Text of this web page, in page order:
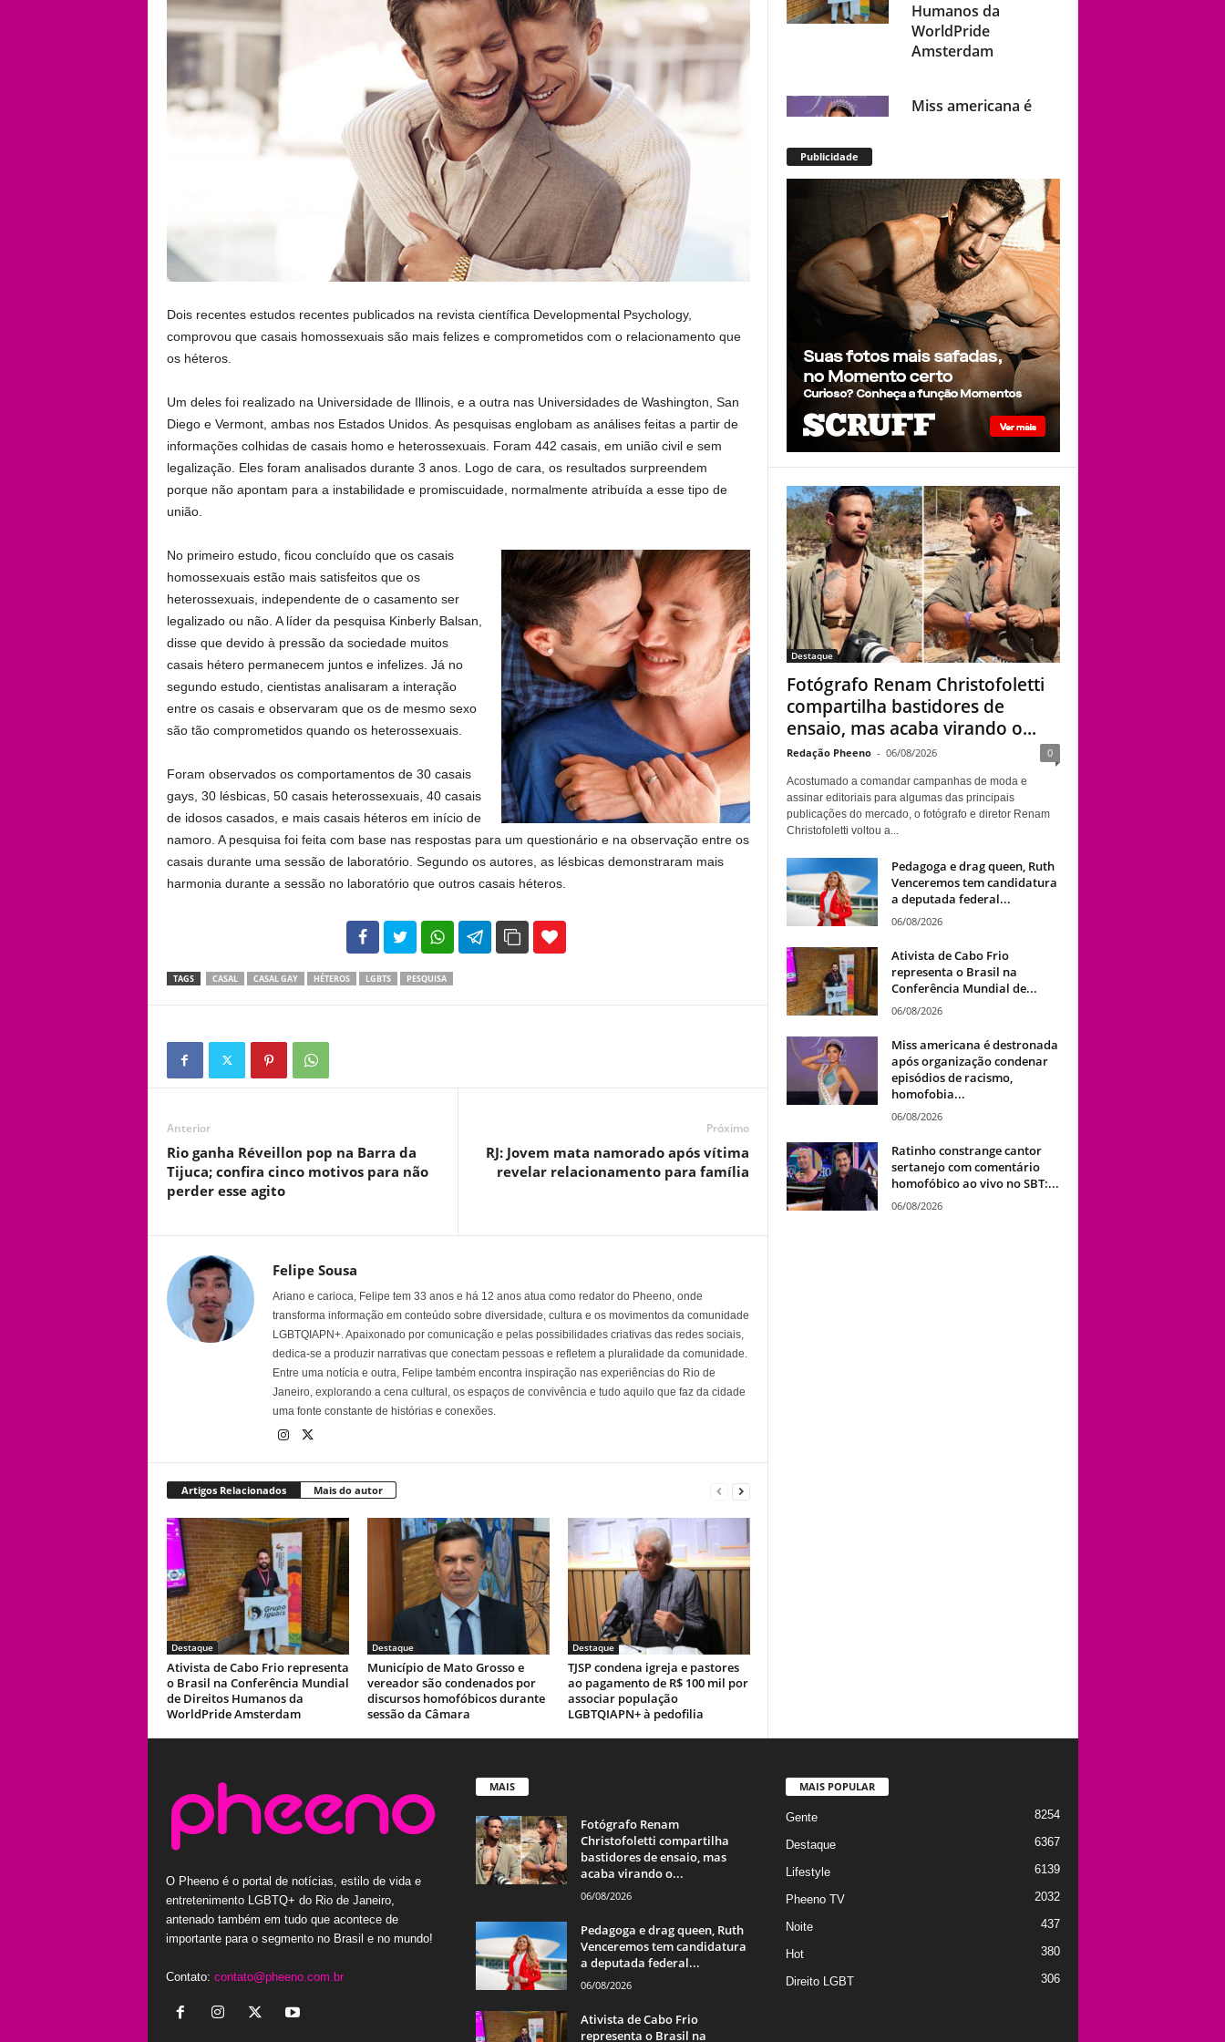
Dois recentes estudos recentes publicados na revista científica Developmental Psychology,
comprovou que casais homossexuais são mais felizes e comprometidos com o relacionamento que
os héteros.
Um deles foi realizado na Universidade de Illinois, e a outra nas Universidades de Washington, San
Diego e Vermont, ambas nos Estados Unidos. As pesquisas englobam as análises feitas a partir de
informações colhidas de casais homo e heterossexuais. Foram 442 casais, em união civil e sem
legalização. Eles foram analisados durante 3 anos. Logo de cara, os resultados surpreendem
porque não apontam para a instabilidade e promiscuidade, normalmente atribuída a esse tipo de
união.
No primeiro estudo, ficou concluído que os casais
homossexuais estão mais satisfeitos que os
heterossexuais, independente de o casamento ser
legalizado ou não. A líder da pesquisa Kinberly Balsan,
disse que devido à pressão da sociedade muitos
casais hétero permanecem juntos e infelizes. Já no
segundo estudo, cientistas analisaram a interação
entre os casais e observaram que os de mesmo sexo
são tão comprometidos quando os heterossexuais.
Foram observados os comportamentos de 30 casais
gays, 30 lésbicas, 50 casais heterossexuais, 40 casais
de idosos casados, e mais casais héteros em início de
namoro. A pesquisa foi feita com base nas respostas para um questionário e na observação entre os
casais durante uma sessão de laboratório. Segundo os autores, as lésbicas demonstraram mais
harmonia durante a sessão no laboratório que outros casais héteros.
102 35
TAGS CASAL CASAL GAY HÉTEROS LGBTS PESQUISA
Anterior
Rio ganha Réveillon pop na Barra da
Tijuca; confira cinco motivos para não
perder esse agito
Próximo
RJ: Jovem mata namorado após vítima
revelar relacionamento para família
Felipe Sousa
Ariano e carioca, Felipe tem 33 anos e há 12 anos atua como redator do Pheeno, onde
transforma informação em conteúdo sobre diversidade, cultura e os movimentos da comunidade
LGBTQIAPN+. Apaixonado por comunicação e pelas possibilidades criativas das redes sociais,
dedica-se a produzir narrativas que conectam pessoas e refletem a pluralidade da comunidade.
Entre uma notícia e outra, Felipe também encontra inspiração nas experiências do Rio de
Janeiro, explorando a cena cultural, os espaços de convivência e tudo aquilo que faz da cidade
uma fonte constante de histórias e conexões.
Artigos Relacionados Mais do autor
Destaque
Ativista de Cabo Frio representa
o Brasil na Conferência Mundial
de Direitos Humanos da
WorldPride Amsterdam
Destaque
Município de Mato Grosso e
vereador são condenados por
discursos homofóbicos durante
sessão da Câmara
Destaque
TJSP condena igreja e pastores
ao pagamento de R$ 100 mil por
associar população
LGBTQIAPN+ à pedofilia
Humanos da
WorldPride
Amsterdam
Miss americana é
de racismo,
homofobia e
transfobia: “Não
toleramos”
Ratinho constrange
cantor sertanejo
com comentário
homofóbico ao vivo
no SBT: “Você está
com uma cara de
viado”
Christofoletti
compartilha
bastidores de ensaio,
mas acaba virando o
centro das atenções
Publicidade
Destaque
Fotógrafo Renam Christofoletti
compartilha bastidores de
ensaio, mas acaba virando o...
Redação Pheeno - 06/08/2026 0
Acostumado a comandar campanhas de moda e
assinar editoriais para algumas das principais
publicações do mercado, o fotógrafo e diretor Renam
Christofoletti voltou a...
Pedagoga e drag queen, Ruth
Venceremos tem candidatura
a deputada federal...
06/08/2026
Ativista de Cabo Frio
representa o Brasil na
Conferência Mundial de...
06/08/2026
Miss americana é destronada
após organização condenar
episódios de racismo,
homofobia...
06/08/2026
Ratinho constrange cantor
sertanejo com comentário
homofóbico ao vivo no SBT:...
06/08/2026
O Pheeno é o portal de notícias, estilo de vida e
entretenimento LGBTQ+ do Rio de Janeiro,
antenado também em tudo que acontece de
importante para o segmento no Brasil e no mundo!
Contato: contato@pheeno.com.br
MAIS
Fotógrafo Renam
Christofoletti compartilha
bastidores de ensaio, mas
acaba virando o...
06/08/2026
Pedagoga e drag queen, Ruth
Venceremos tem candidatura
a deputada federal...
06/08/2026
Ativista de Cabo Frio
representa o Brasil na
MAIS POPULAR
Gente 8254
Destaque 6367
Lifestyle 6139
Pheeno TV 2032
Noite 437
Hot 380
Direito LGBT 306